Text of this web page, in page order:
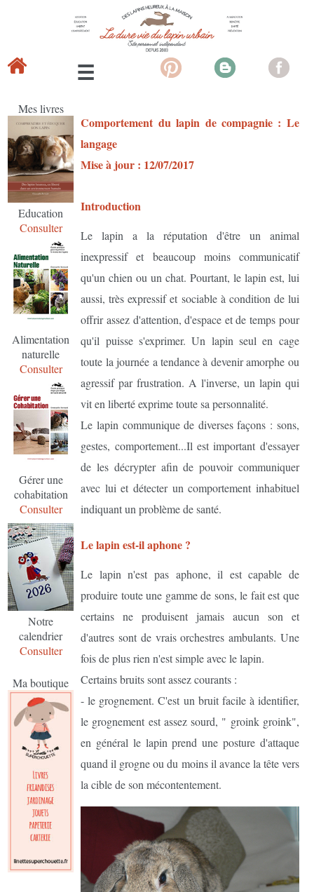
Mes livres
Education
Consulter
Alimentation
naturelle
Consulter
Gérer une
cohabitation
Consulter
Notre
calendrier
Consulter
Ma boutique
Comportement du lapin de compagnie : Le
langage
Mise à jour : 12/07/2017
Introduction
Le lapin a la réputation d'être un animal
inexpressif et beaucoup moins communicatif
qu'un chien ou un chat. Pourtant, le lapin est, lui
aussi, très expressif et sociable à condition de lui
offrir assez d'attention, d'espace et de temps pour
qu'il puisse s'exprimer. Un lapin seul en cage
toute la journée a tendance à devenir amorphe ou
agressif par frustration. A l'inverse, un lapin qui
vit en liberté exprime toute sa personnalité.
Le lapin communique de diverses façons : sons,
gestes, comportement...Il est important d'essayer
de les décrypter afin de pouvoir communiquer
avec lui et détecter un comportement inhabituel
indiquant un problème de santé.
Le lapin est-il aphone ?
Le lapin n'est pas aphone, il est capable de
produire toute une gamme de sons, le fait est que
certains ne produisent jamais aucun son et
d'autres sont de vrais orchestres ambulants. Une
fois de plus rien n'est simple avec le lapin.
Certains bruits sont assez courants :
- le grognement. C'est un bruit facile à identifier,
le grognement est assez sourd, " groink groink",
en général le lapin prend une posture d'attaque
quand il grogne ou du moins il avance la tête vers
la cible de son mécontentement.